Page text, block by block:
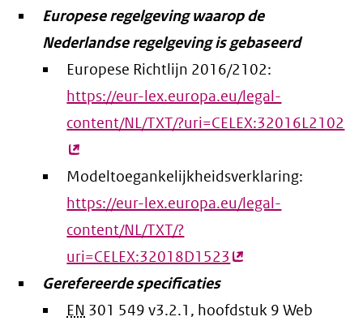
link)
Europese regelgeving waarop de
Nederlandse regelgeving is gebaseerd
Europese Richtlijn 2016/2102:
https://eur-lex.europa.eu/legal-
content/NL/TXT/?uri=CELEX:32016L2102
Modeltoegankelijkheidsverklaring:
https://eur-lex.europa.eu/legal-
content/NL/TXT/?
uri=CELEX:32018D1523 (externe
Gerefereerde specificaties
EN 301 549 v3.2.1, hoofdstuk 9 Web